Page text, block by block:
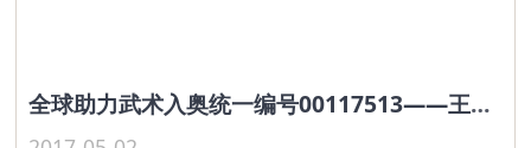
全球助力武术入奥统一编号00117513——王海浪